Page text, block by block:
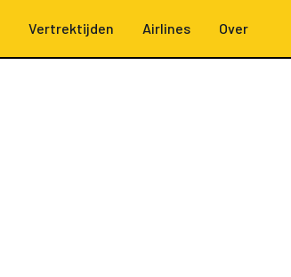
Vertrektijden Airlines Over